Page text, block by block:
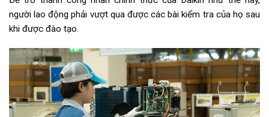
người lao động phải vượt qua được các bài kiểm tra của họ sau
khi được đào tạo.